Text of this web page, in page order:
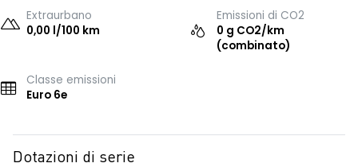
Extraurbano
0,00 l/100 km
Emissioni di CO2
0 g CO2/km
(combinato)
Classe emissioni
Euro 6e
Dotazioni di serie